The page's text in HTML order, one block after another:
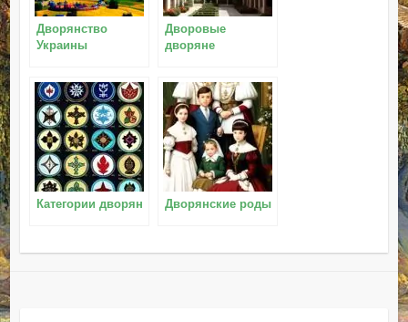
Дворянство
Украины
Дворовые
дворяне
Категории дворян Дворянские роды